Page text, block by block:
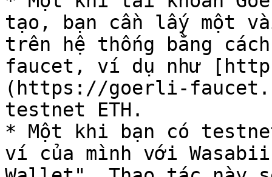
tạo, bạn cần lấy một
trên hệ thống bằng
faucet, ví dụ như
(https://goerli-
testnet ETH.
* Một khi bạn có
ví của mình với